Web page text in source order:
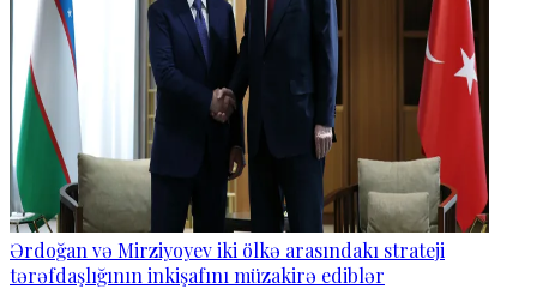
Ərdoğan və Mirziyoyev iki ölkə arasındakı strateji
tərəfdaşlığının inkişafını müzakirə ediblər